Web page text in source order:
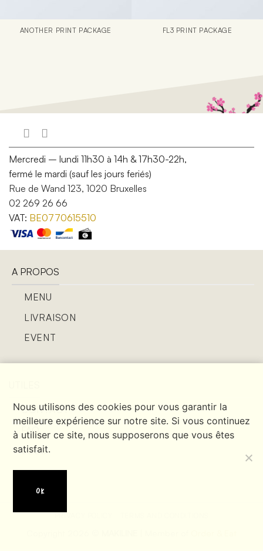
ANOTHER PRINT PACKAGE FL3 PRINT PACKAGE
Mercredi – lundi 11h30 à 14h & 17h30-22h,
fermé le mardi (sauf les jours feriés)
Rue de Wand 123, 1020 Bruxelles
02 269 26 66
VAT: BE0770615510
A PROPOS
MENU
LIVRAISON
EVENT
CONTACT
FAQ
JOBS
Nous utilisons des cookies pour vous garantir la
meilleure expérience sur notre site. Si vous continuez
à utiliser ce site, nous supposerons que vous êtes
satisfait.
OK